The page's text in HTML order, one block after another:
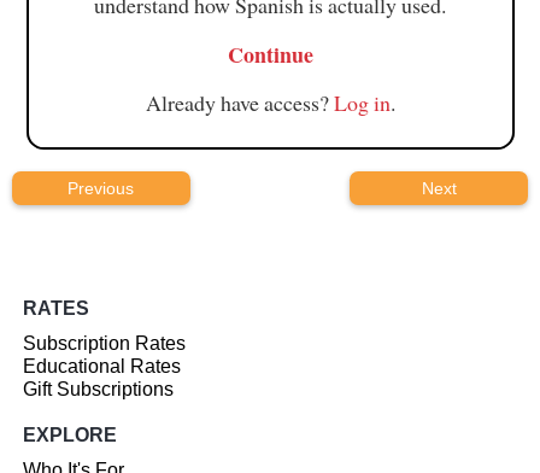
Continue
Already have access?Log in.
Previous Next
RATES
Subscription Rates
Educational Rates
Gift Subscriptions
EXPLORE